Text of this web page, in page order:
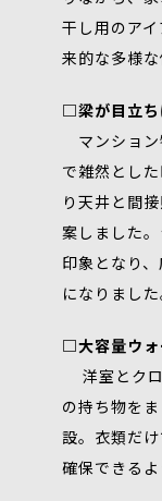
干し用のア
来的な多様な
□梁が目立ち
マンション
で雑然とし
り天井と間
案しました
印象となり
になりました
□大容量ウォ
洋室とクロ
の持ち物を
設。衣類だ
確保できるよ